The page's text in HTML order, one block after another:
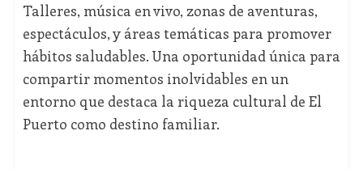
Talleres, música en vivo, zonas de aventuras,
espectáculos, y áreas temáticas para promover
hábitos saludables. Una oportunidad única para
compartir momentos inolvidables en un
entorno que destaca la riqueza cultural de El
Puerto como destino familiar.